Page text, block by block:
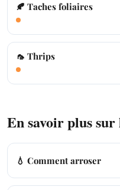
🍂 Taches foliaires
🦟 Thrips
En savoir plus
💧 Comment arroser